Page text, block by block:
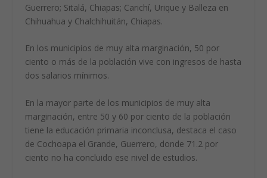
Guerrero; Sitalá, Chiapas; Carichí, Urique y Balleza en
Chihuahua y Chalchihuitán, Chiapas.
En los municipios de muy alta marginación, 50 por
ciento o más de la población vive con ingresos de hasta
dos salarios mínimos.
En la mayor parte de los municipios de muy alta
marginación, entre 50 y 60 por ciento de la población
tiene la educación primaria inconclusa, destaca el caso
de Cochoapa el Grande, Guerrero, donde 71.2 por
ciento no ha concluido ese nivel de estudios.